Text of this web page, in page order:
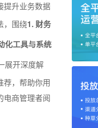
提升业务数据
，围绕1. 财务
化工具与系统
展开深度解
荐，帮助你用
电商管理者阅